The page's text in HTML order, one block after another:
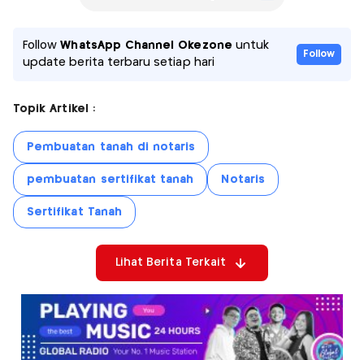
FollowWhatsApp Channel Okezone untuk
update berita terbaru setiap hari
Follow
Topik Artikel :
Pembuatan tanah di notaris
pembuatan sertifikat tanah Notaris
Sertifikat Tanah
Lihat Berita Terkait